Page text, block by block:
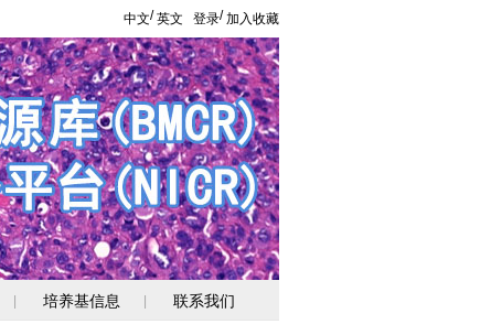
中文/英文 登录/加入收藏
培养基信息 联系我们